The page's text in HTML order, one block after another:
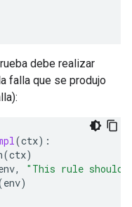
debe realizar
falla que se produjo
(ctx):
(ctx)
,
"This rule should
env)